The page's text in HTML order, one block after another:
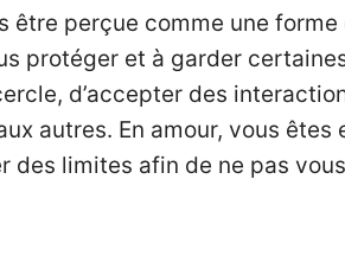
être perçue comme une forme
protéger et à garder
d’accepter des
autres. En amour, vous êtes
limites afin de ne pas